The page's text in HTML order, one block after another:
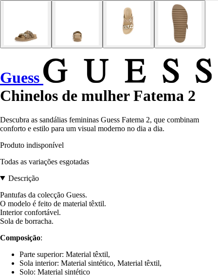
Guess
Chinelos de mulher Fatema 2
Descubra as sandálias femininas Guess Fatema 2, que combinam
conforto e estilo para um visual moderno no dia a dia.
Produto indisponível
Todas as variações esgotadas
Descrição
Pantufas da colecção Guess.
O modelo é feito de material têxtil.
Interior confortável.
Sola de borracha.
Composição:
Parte superior: Material têxtil,
Sola interior: Material sintético, Material têxtil,
Solo: Material sintético